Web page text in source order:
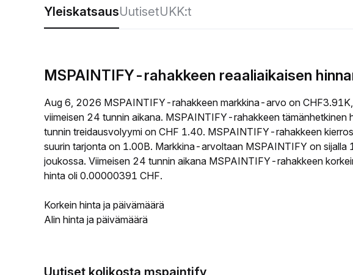
YleiskatsausUutisetUKK:t
MSPAINTIFY-rahakkeen reaaliaikaisen
Aug 6, 2026 MSPAINTIFY-rahakkeen markkina-arvo on
viimeisen 24 tunnin aikana. MSPAINTIFY-rahakkeen
tunnin treidausvolyymi on CHF 1.40. MSPAINTIFY-rahakkeen
suurin tarjonta on 1.00B. Markkina-arvoltaan MSPAINTIFY on
joukossa. Viimeisen 24 tunnin aikana MSPAINTIFY-rahakkeen
hinta oli 0.00000391 CHF.
Korkein hinta ja päivämäärä
Alin hinta ja päivämäärä
Uutiset kolikosta mspaintify